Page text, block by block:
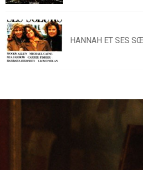
HANNAH ET SES